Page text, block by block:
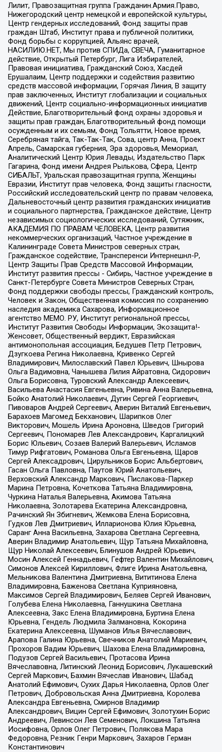
Лилит, Правозащитная группа Гражданин.Армия.Право,
Нижегородский центр немецкой и европейской культуры,
Центр гендерных исследований, Фонд защиты прав
граждан Штаб, Институт права и публичной политики,
Фонд борьбы с коррупцией, Альянс врачей,
НАСИЛИЮ.НЕТ, Мы против СПИДа, СВЕЧА, Гуманитарное
действие, Открытый Петербург, Лига Избирателей,
Правовая инициатива, Гражданский Союз, Хасдей
Ерушалаим, Центр поддержки и содействия развитию
средств массовой информации, Горячая Линия, В защиту
прав заключенных, Институт глобализации и социальных
движений, Центр социально-информационных инициатив
Действие, Благотворительный фонд охраны здоровья и
защиты прав граждан, Благотворительный фонд помощи
осужденным и их семьям, Фонд Тольятти, Новое время,
Серебряная тайга, Так-Так-Так, Сова, центр Анна, Проект
Апрель, Самарская губерния, Эра здоровья, Мемориал,
Аналитический Центр Юрия Левады, Издательство Парк
Гагарина, Фонд имени Андрея Рылькова, Сфера, Центр
СИБАЛЬТ, Уральская правозащитная группа, Женщины
Евразии, Институт прав человека, Фонд защиты гласности,
Российский исследовательский центр по правам человека,
Дальневосточный центр развития гражданских инициатив
и социального партнерства, Гражданское действие, Центр
независимых социологических исследований, Сутяжник,
АКАДЕМИЯ ПО ПРАВАМ ЧЕЛОВЕКА, Центр развития
некоммерческих организаций, Частное учреждение в
Калининграде Совета Министров северных стран,
Гражданское содействие, Трансперенси Интернешнл-Р,
Центр Защиты Прав Средств Массовой Информации,
Институт развития прессы - Сибирь, Частное учреждение в
Санкт-Петербурге Совета Министров Северных Стран,
Фонд поддержки свободы прессы, Гражданский контроль,
Человек и Закон, Общественная комиссия по сохранению
наследия академика Сахарова, Информационное
агентство МЕМО. РУ, Институт региональной прессы,
Институт Развития Свободы Информации, Экозащита!-
Женсовет, Общественный вердикт, Евразийская
антимонопольная ассоциация, Бедушев Петр Петрович,
Дзугкоева Регина Николаевна, Кривенко Сергей
Владимирович, Милославский Павел Юрьевич, Шнырова
Ольга Вадимовна, Чанышева Лилия Айратовна, Сидорович
Ольга Борисовна, Туровский Александр Алексеевич,
Васильева Анастасия Евгеньевна, Ривина Анна Валерьевна,
Бойко Анатолий Николаевич, Дугин Сергей Георгиевич,
Пивоваров Андрей Сергеевич, Аверин Виталий Евгеньевич,
Барахоев Магомед Бекханович, Шарипков Олег
Викторович, Мошель Ирина Ароновна, Шведов Григорий
Сергеевич, Пономарев Лев Александрович, Каргалицкий
Борис Юльевич, Созаев Валерий Валерьевич, Исламов
Тимур Рифгатович, Романова Ольга Евгеньевна, Щаров
Сергей Алексадрович, Цирульников Борис Альбертович,
Гасан Ольга Павловна, Паутов Юрий Анатольевич,
Верховский Александр Маркович, Пислакова-Паркер
Марина Петровна, Кочеткова Татьяна Владимировна,
Чуркина Наталья Валерьевна, Акимова Татьяна
Николаевна, Золотарева Екатерина Александровна,
Рачинский Ян Збигневич, Жемкова Елена Борисовна,
Гудков Лев Дмитриевич, Илларионова Юлия Юрьевна,
Саранг Анна Васильевна, Захарова Светлана Сергеевна,
Аверин Владимир Анатольевич, Щур Татьяна Михайловна,
Щур Николай Алексеевич, Блинушов Андрей Юрьевич,
Мосин Алексей Геннадьевич, Гефтер Валентин Михайлович,
Симонов Алексей Кириллович, Флиге Ирина Анатольевна,
Мельникова Валентина Дмитриевна, Вититинова Елена
Владимировна, Баженова Светлана Куприяновна,
Максимов Сергей Владимирович, Беляев Сергей Иванович,
Голубева Елена Николаевна, Ганнушкина Светлана
Алексеевна, Закс Елена Владимировна, Буртина Елена
Юрьевна, Гендель Людмила Залмановна, Кокорина
Екатерина Алексеевна, Шуманов Илья Вячеславович,
Арапова Галина Юрьевна, Свечников Анатолий Мариевич,
Прохоров Вадим Юрьевич, Шахова Елена Владимировна,
Подузов Сергей Васильевич, Протасова Ирина
Вячеславовна, Литинский Леонид Борисович, Лукашевский
Сергей Маркович, Бахмин Вячеслав Иванович, Шабад
Анатолий Ефимович, Сухих Дарья Николаевна, Орлов Олег
Петрович, Добровольская Анна Дмитриевна, Королева
Александра Евгеньевна, Смирнов Владимир
Александрович, Вицин Сергей Ефимович, Золотухин Борис
Андреевич, Левинсон Лев Семенович, Локшина Татьяна
Иосифовна, Орлов Олег Петрович, Полякова Мара
Федоровна, Резник Генри Маркович, Захаров Герман
Константинович